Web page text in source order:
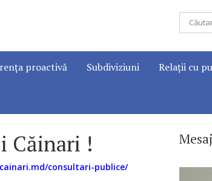
proactivă Subdiviziuni Relații cu
Căinari !
consultari-publice/